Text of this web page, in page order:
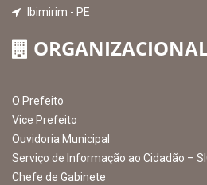
Ibimirim - PE
O Prefeito
Vice Prefeito
Ouvidoria Municipal
Serviço de Informação ao Cidadão –
Chefe de Gabinete